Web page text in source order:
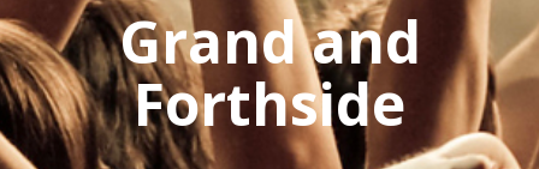
Grand and
Forthside